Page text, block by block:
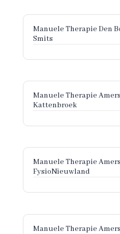
Manuele Therapie Den
Smits
Manuele Therapie
Kattenbroek
Manuele Therapie
FysioNieuwland
Manuele Therapie